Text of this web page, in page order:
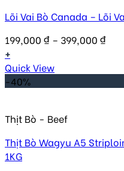
Lõi Vai Bò Canada – Lõi
199,000 ₫ – 399,000 ₫
+
Quick View
-40%
Thịt Bò - Beef
Thịt Bò Wagyu A5
1KG